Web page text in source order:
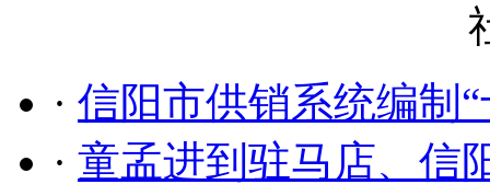
· 信阳市供销系统编制
· 童孟进到驻马店、信